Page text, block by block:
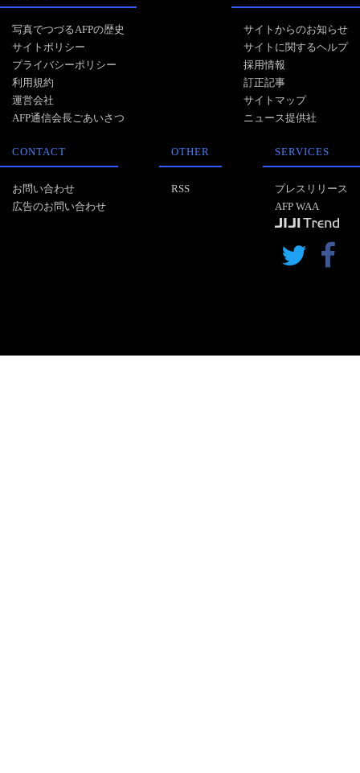
写真でつづるAFPの歴史
サイトポリシー
プライバシーポリシー
利用規約
運営会社
AFP通信会長ごあいさつ
サイトからのお知らせ
サイトに関するヘルプ
採用情報
訂正記事
サイトマップ
ニュース提供社
CONTACT
お問い合わせ
広告のお問い合わせ
OTHER
RSS
SERVICES
プレスリリース
AFP WAA